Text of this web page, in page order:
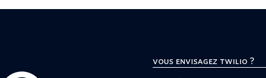
Vous envisagez Twilio ?